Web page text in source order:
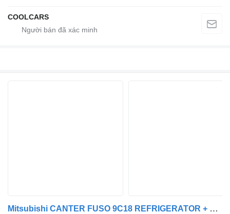
COOLCARS
Mitsubishi CANTER FUSO 9C18 REFRIGERATOR + DOOR ISOTHERM CONTAINER